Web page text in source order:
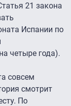
21 закона
Испании по
четыре года).
совсем
смотрит
По